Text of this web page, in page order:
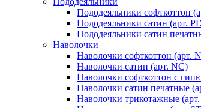
Пододеяльники софткоттон
Пододеяльники сатин (арт.
Пододеяльники сатин
Наволочки
Наволочки софткоттон (арт.
Наволочки сатин (арт. NC)
Наволочки софткоттон с
Наволочки сатин печатные
Наволочки трикотажные